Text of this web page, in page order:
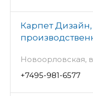
Карпет Дизайн,
Новоорловская,
+7495-981-6577